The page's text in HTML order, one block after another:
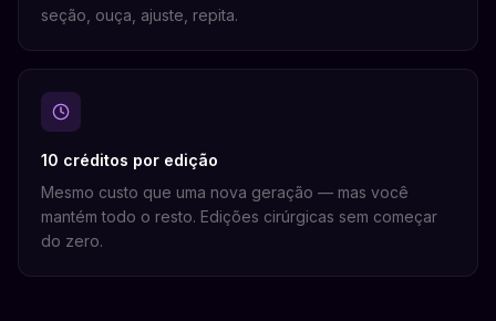
seção, ouça, ajuste, repita.
10 créditos por edição
Mesmo custo que uma nova geração — mas você
mantém todo o resto. Edições cirúrgicas sem começar
do zero.